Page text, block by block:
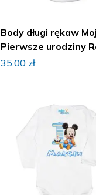
Body długi rękaw
Pierwsze urodziny
35.00 zł